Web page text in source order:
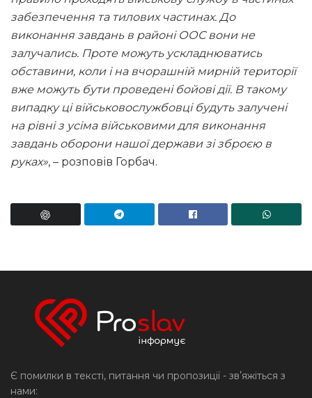
забезпечення та тилових частинах. До
виконання завдань в районі ООС вони не
залучались. Проте можуть ускладнюватись
обставини, коли і на вчорашній мирній території
вже можуть бути проведені бойові дії. В такому
випадку ці військовослужбовці будуть залучені
на рівні з усіма військовими для виконання
завдань оборони нашої держави зі зброєю в
руках», – розповів Горбач.
Є помилки в тексті, питання чи пропозиції - звʼяжіться з
нами: